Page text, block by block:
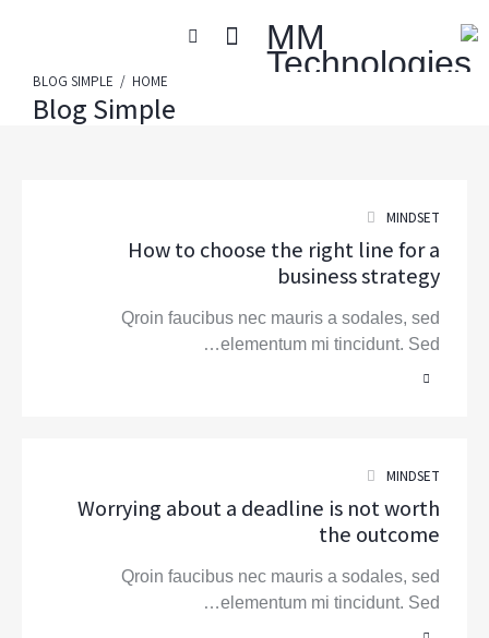
HOME
BLOG SIMPLE
Blog Simple
MINDSET
How to choose the right line for a
business strategy
Qroin faucibus nec mauris a sodales, sed
elementum mi tincidunt. Sed…
MINDSET
Worrying about a deadline is not worth
the outcome
Qroin faucibus nec mauris a sodales, sed
elementum mi tincidunt. Sed…